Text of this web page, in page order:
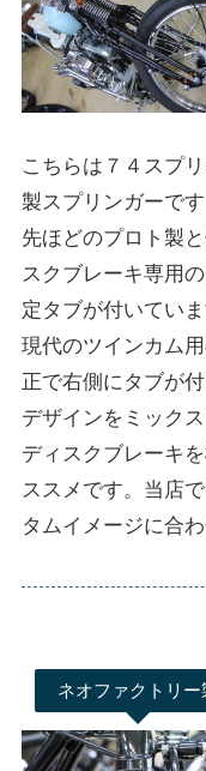
こちらは７４スプ
製スプリンガーです
先ほどのプロト製
スクブレーキ専用
定タブが付いていま
現代のツインカム
正で右側にタブが
デザインをミック
ディスクブレーキ
ススメです。当店
タムイメージに合
ネオファクトリー